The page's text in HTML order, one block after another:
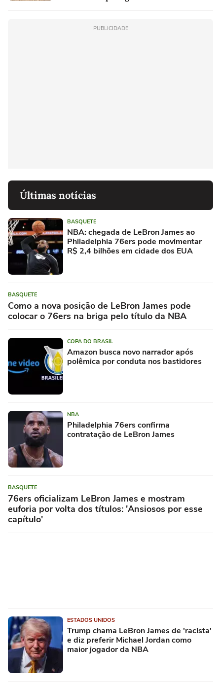
PUBLICIDADE
Últimas notícias
BASQUETE
NBA: chegada de LeBron James ao
Philadelphia 76ers pode movimentar
R$ 2,4 bilhões em cidade dos EUA
BASQUETE
Como a nova posição de LeBron James pode
colocar o 76ers na briga pelo título da NBA
COPA DO BRASIL
Amazon busca novo narrador após
polêmica por conduta nos bastidores
NBA
Philadelphia 76ers confirma
contratação de LeBron James
BASQUETE
76ers oficializam LeBron James e mostram
euforia por volta dos títulos: 'Ansiosos por esse
capítulo'
ESTADOS UNIDOS
Trump chama LeBron James de 'racista'
e diz preferir Michael Jordan como
maior jogador da NBA